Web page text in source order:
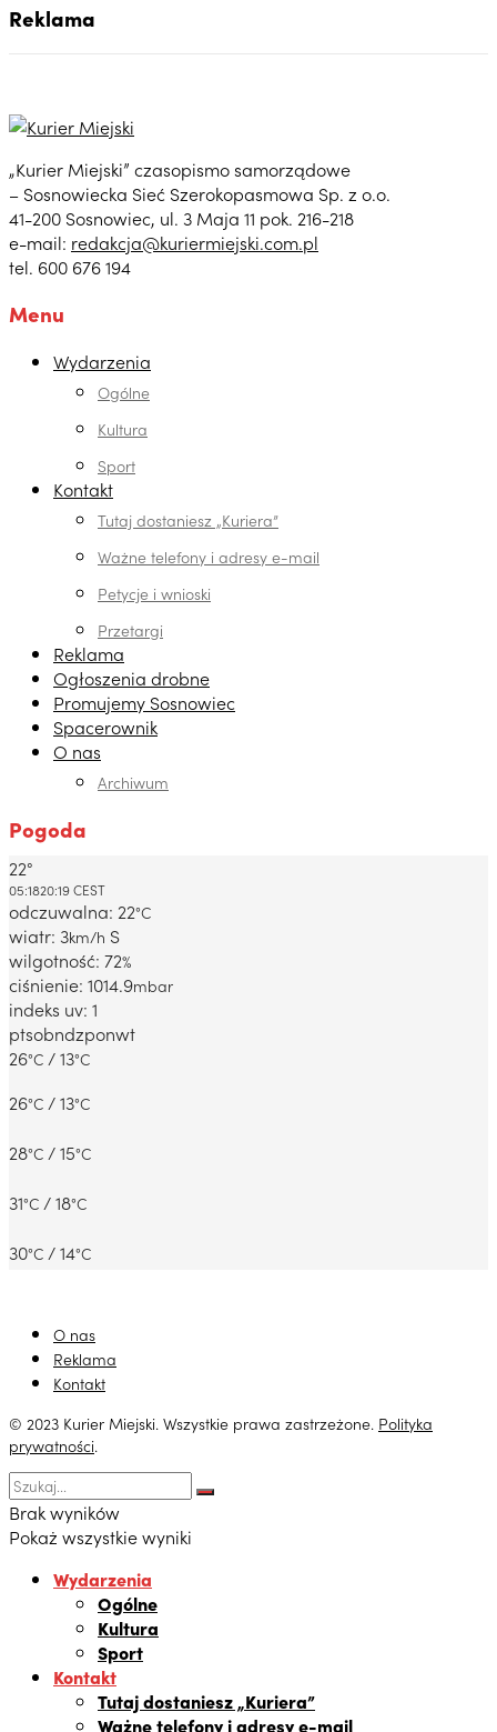
Reklama
„Kurier Miejski” czasopismo samorządowe
– Sosnowiecka Sieć Szerokopasmowa Sp. z o.o.
41-200 Sosnowiec, ul. 3 Maja 11 pok. 216-218
e-mail: redakcja@kuriermiejski.com.pl
tel. 600 676 194
Menu
Wydarzenia
Ogólne
Kultura
Sport
Kontakt
Tutaj dostaniesz „Kuriera”
Ważne telefony i adresy e-mail
Petycje i wnioski
Przetargi
Reklama
Ogłoszenia drobne
Promujemy Sosnowiec
Spacerownik
O nas
Archiwum
Pogoda
Dabrowa Gornicza, PL
22°
05:1820:19 CEST
odczuwalna: 22°C
wiatr: 3km/h S
wilgotność: 72%
ciśnienie: 1014.9mbar
indeks uv: 1
ptsobndzponwt
26°C / 13°C
26°C / 13°C
28°C / 15°C
31°C / 18°C
30°C / 14°C
O nas
Reklama
Kontakt
© 2023 Kurier Miejski. Wszystkie prawa zastrzeżone. Polityka
prywatności.
Brak wyników
Pokaż wszystkie wyniki
Wydarzenia
Ogólne
Kultura
Sport
Kontakt
Tutaj dostaniesz „Kuriera”
Ważne telefony i adresy e-mail